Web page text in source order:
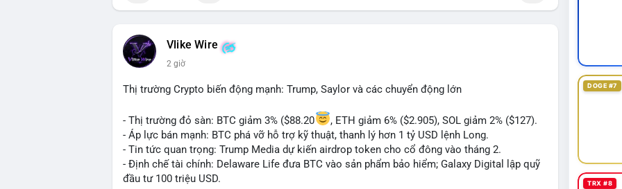
ngồi ăn ở khách sạn 5*" (từ bài đăng Binance Square). Tin tức về BIP-110 Bitcoin và SKR
💡 NHẬN ĐỊNH & KHUYẾN NGHỊ: Tâm lý thị trường phân cực. Sợ hãi do chỉ số thấp nhưng
xu hướng memecoin và tin tức tích cực (BTC ETF, SKR) tạo áp lực lên giá. Rủi ro từ các đề
nhân.
📊 Nguồn: Radar Tâm Lý Thị Trường
Vlike Wire
2 giờ
Thị trường Crypto biến động mạnh: Trump, Saylor và các chuyển động lớn
- Thị trường đỏ sàn: BTC giảm 3% ($88.20
, ETH giảm 6% ($2.905), SOL giảm 2% ($127).
- Áp lực bán mạnh: BTC phá vỡ hỗ trợ kỹ thuật, thanh lý hơn 1 tỷ USD lệnh Long.
- Tin tức quan trọng: Trump Media dự kiến airdrop token cho cổ đông vào tháng 2.
- Định chế tài chính: Delaware Life đưa BTC vào sản phẩm bảo hiểm; Galaxy Digital lập quỹ
đầu tư 100 triệu USD.
DOGE #7
TRX #8